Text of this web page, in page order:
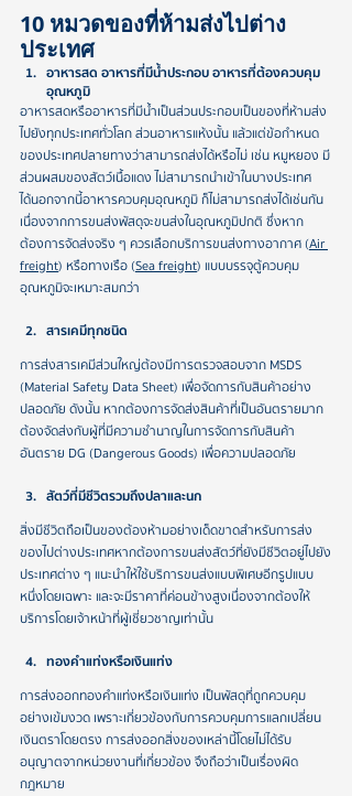
10 หมวดของที่ห้ามส่งไปต่าง
ประเทศ
อาหารสด อาหารที่มีน้ำประกอบ อาหารที่ต้องควบคุม
อุณหภูมิ​
อาหารสดหรืออาหารที่มีน้ำเป็นส่วนประกอบเป็นของที่ห้ามส่ง
ไปยังทุกประเทศทั่วโลก ส่วนอาหารแห้งนั้น แล้วแต่ข้อกำหนด
ของประเทศปลายทางว่าสามารถส่งได้หรือไม่ เช่น หมูหยอง มี
ส่วนผสมของสัตว์เนื้อแดง ไม่สามารถนำเข้าในบางประเทศ
ได้ นอกจากนี้ อาหารควบคุมอุณหภูมิ ก็ไม่สามารถส่งได้เช่นกัน
เนื่องจากการขนส่งพัสดุจะขนส่งในอุณหภูมิปกติ ซึ่งหาก
ต้องการจัดส่งจริง ๆ ควรเลือกบริการขนส่งทางอากาศ (Air
freight) หรือทางเรือ (Sea freight) แบบบรรจุตู้ควบคุม
อุณหภูมิจะเหมาะสมกว่า
สารเคมีทุกชนิด
การส่งสารเคมีส่วนใหญ่ต้องมีการตรวจสอบจาก MSDS
(Material Safety Data Sheet) เพื่อจัดการกับสินค้าอย่าง
ปลอดภัย ดังนั้น หากต้องการจัดส่งสินค้าที่เป็นอันตรายมาก
ต้องจัดส่งกับผู้ที่มีความชำนาญในการจัดการกับสินค้า
อันตราย DG (Dangerous Goods) เพื่อความปลอดภัย
สัตว์ที่มีชีวิตรวมถึงปลาและนก
สิ่งมีชีวิตถือเป็นของต้องห้ามอย่างเด็ดขาดสำหรับการส่ง
ของไปต่างประเทศ หากต้องการขนส่งสัตว์ที่ยังมีชีวิตอยู่ไปยัง
ประเทศต่าง ๆ แนะนำให้ใช้บริการขนส่งแบบพิเศษอีกรูปแบบ
หนึ่งโดยเฉพาะ และจะมีราคาที่ค่อนข้างสูง เนื่องจากต้องให้
บริการโดยเจ้าหน้าที่ผู้เชี่ยวชาญเท่านั้น
ทองคำแท่งหรือเงินแท่ง
การส่งออกทองคำแท่งหรือเงินแท่ง เป็นพัสดุที่ถูกควบคุม
อย่างเข้มงวด เพราะเกี่ยวข้องกับการควบคุมการแลกเปลี่ยน
เงินตราโดยตรง การส่งออกสิ่งของเหล่านี้โดยไม่ได้รับ
อนุญาตจากหน่วยงานที่เกี่ยวข้อง จึงถือว่าเป็นเรื่องผิด
กฎหมาย